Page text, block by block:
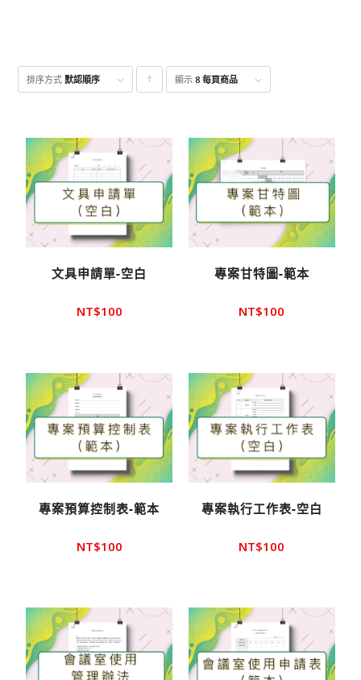
排序方式默認順序 點
品
顯示8 每頁商品
文具申請單-空白
NT$100
專案甘特圖-範本
NT$100
專案預算控制表-範本
NT$100
專案執行工作表-空白
NT$100